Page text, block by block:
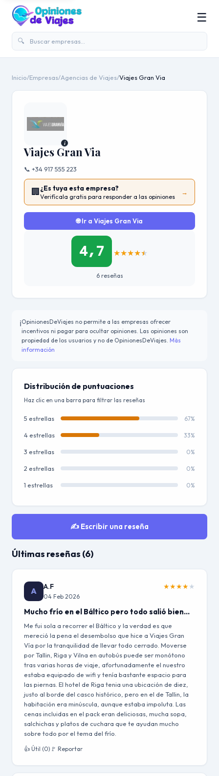
🔍
☰
Inicio/Empresas/Agencias de Viajes/Viajes Gran Via
i
Viajes Gran Via
📞 +34 917 555 223
🏢¿Es tuya esta empresa?
Verifícala gratis para responder a las opiniones
→
🌐 Ir a Viajes Gran Via
4,7 ★★★★★
6 reseñas
ℹ️OpinionesDeViajes no permite a las empresas ofrecer
incentivos ni pagar para ocultar opiniones. Las opiniones son
propiedad de los usuarios y no de OpinionesDeViajes. Más
información
Distribución de puntuaciones
Haz clic en una barra para filtrar las reseñas
5 estrellas 67%
4 estrellas 33%
3 estrellas 0%
2 estrellas 0%
1 estrellas 0%
✍️ Escribir una reseña
Últimas reseñas (6)
A A.F
04 Feb 2026
★★★★★
Mucho frío en el Báltico pero todo salió bien...
Me fui sola a recorrer el Báltico y la verdad es que
mereció la pena el desembolso que hice a Viajes Gran
Vía por la tranquilidad de llevar todo cerrado. Moverse
por Tallin, Riga y Vilna en autobús puede ser monótono
tras varias horas de viaje, afortunadamente el nuestro
estaba equipado de wifi y tenía bastante espacio para
las piernas. El hotel de Riga tenia una ubicación de diez,
justo al borde del casco histórico, pero en el de Tallin, la
habitación era minúscula, aunque estaba impoluta. Las
cenas incluidas en el pack eran deliciosas, mucha sopa,
salchichas y platos de cuchara que te ayudan mucho
sobre todo por el tema del frío.
👍 Útil (0) 🚩 Reportar